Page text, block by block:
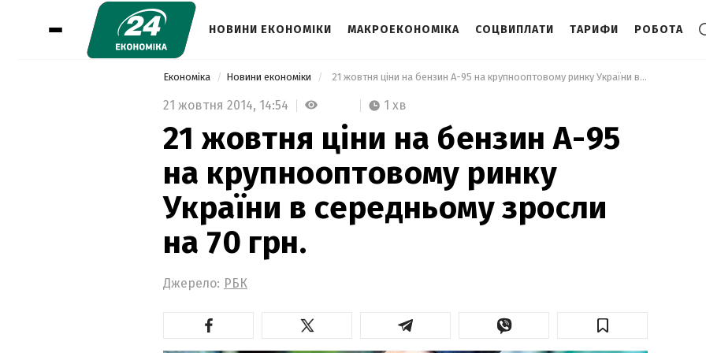
НОВИНИ ЕКОНОМІКИ МАКРОЕКОНОМІКА СОЦВИПЛАТИ ТАРИФИ РОБОТА
Економіка Новини економіки
  21 жовтня ціни на бензин А-95 на крупнооптовому ринку України в середньому зросли на 70 грн.
21 жовтня 2014, 14:54 1 хв
21 жовтня ціни на бензин А-95
на крупнооптовому ринку
України в середньому зросли
на 70 грн.
Джерело: РБК